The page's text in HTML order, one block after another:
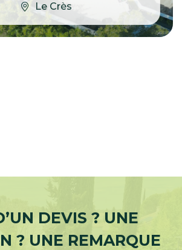
Le Crès
DEVIS ? UNE
? UNE REMARQUE